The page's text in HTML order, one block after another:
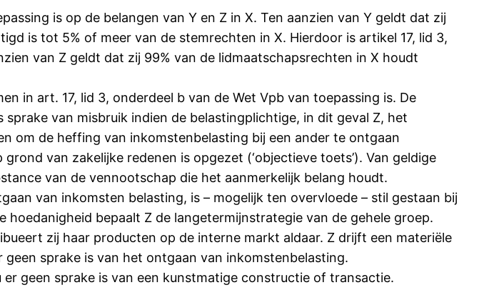
is op de belangen van Y en Z in X. Ten aanzien van Y geldt dat zij
is tot 5% of meer van de stemrechten in X. Hierdoor is artikel 17, lid 3,
van Z geldt dat zij 99% van de lidmaatschapsrechten in X houdt
in art. 17, lid 3, onderdeel b van de Wet Vpb van toepassing is. De
van misbruik indien de belastingplichtige, in dit geval Z, het
om de heffing van inkomstenbelasting bij een ander te ontgaan
van zakelijke redenen is opgezet (‘objectieve toets’). Van geldige
van de vennootschap die het aanmerkelijk belang houdt.
van inkomsten belasting, is – mogelijk ten overvloede – stil gestaan bij
bepaalt Z de langetermijnstrategie van de gehele groep.
zij haar producten op de interne markt aldaar. Z drijft een materiële
sprake is van het ontgaan van inkomstenbelasting.
geen sprake is van een kunstmatige constructie of transactie.